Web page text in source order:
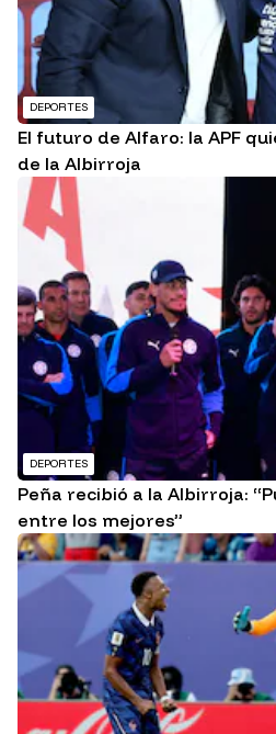
DEPORTES
El futuro de Alfaro: la APF
de la Albirroja
DEPORTES
Peña recibió a la Albirroja:
entre los mejores”